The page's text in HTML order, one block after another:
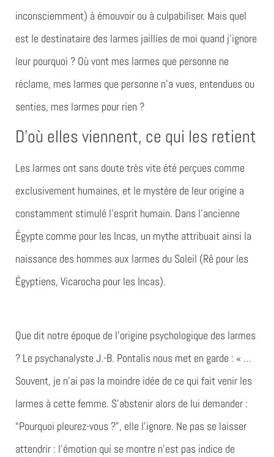
inconsciemment) à émouvoir ou à culpabiliser. Mais quel
est le destinataire des larmes jaillies de moi quand j’ignore
leur pourquoi ? Où vont mes larmes que personne ne
réclame, mes larmes que personne n’a vues, entendues ou
senties, mes larmes pour rien ?
D’où elles viennent, ce qui les retient
Les larmes ont sans doute très vite été perçues comme
exclusivement humaines, et le mystère de leur origine a
constamment stimulé l’esprit humain. Dans l’ancienne
Égypte comme pour les Incas, un mythe attribuait ainsi la
naissance des hommes aux larmes du Soleil (Rê pour les
Égyptiens, Vicarocha pour les Incas).
Que dit notre époque de l’origine psychologique des larmes
? Le psychanalyste J.-B. Pontalis nous met en garde : « …
Souvent, je n’ai pas la moindre idée de ce qui fait venir les
larmes à cette femme. S’abstenir alors de lui demander :
“Pourquoi pleurez-vous ?”, elle l’ignore. Ne pas se laisser
attendrir : l’émotion qui se montre n’est pas indice de